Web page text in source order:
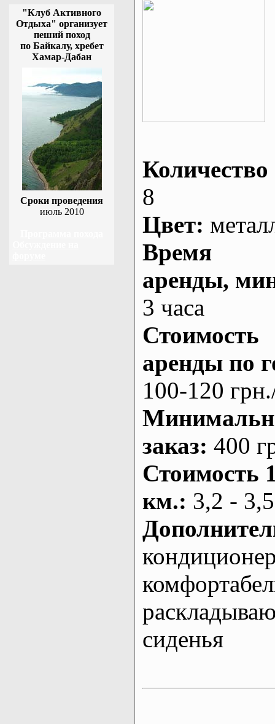
"Клуб Активного
Отдыха" организует
пеший поход
по Байкалу, хребет
Хамар-Дабан
Сроки проведения
июль 2010
Количество
8
Цвет:
Время
аренды,
3 часа
Стоимость
аренды по
100-120
заказ: 400
Стоимость
км.: 3,2 -
сиденья